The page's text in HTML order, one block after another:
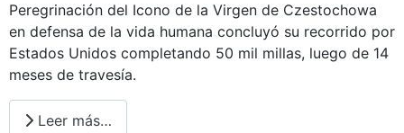
Peregrinación del Icono de la Virgen de Czestochowa
en defensa de la vida humana concluyó su recorrido por
Estados Unidos completando 50 mil millas, luego de 14
meses de travesía.
Leer más…